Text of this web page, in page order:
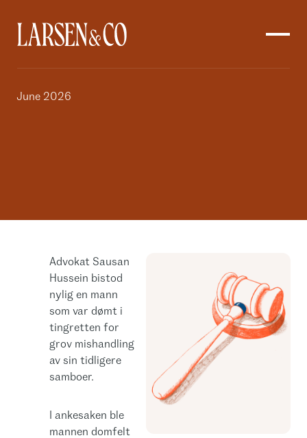
June 2026
Advokat Sausan
Hussein bistod
nylig en mann
som var dømt i
tingretten for
grov mishandling
av sin tidligere
samboer.
I ankesaken ble
mannen domfelt